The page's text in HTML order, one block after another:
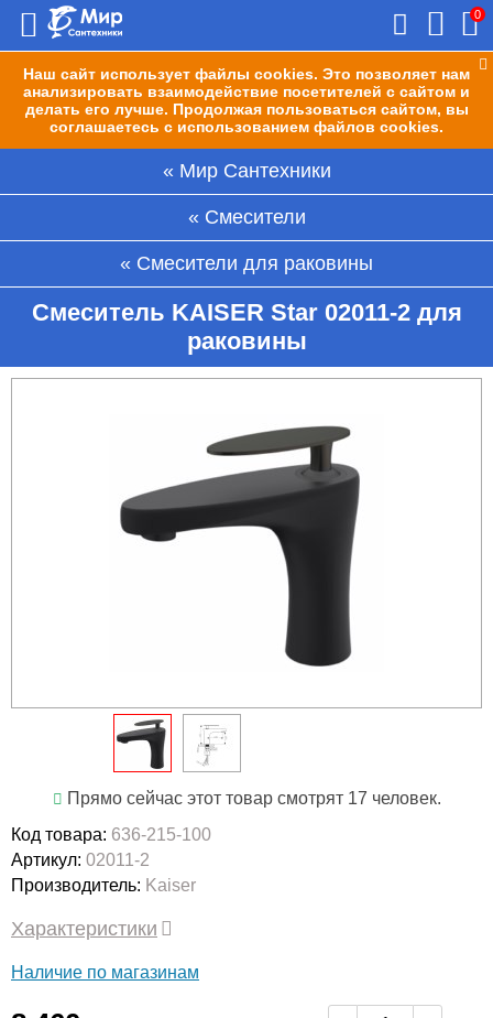
Наш сайт использует файлы cookies. Это позволяет нам
анализировать взаимодействие посетителей с сайтом и
делать его лучше. Продолжая пользоваться сайтом, вы
соглашаетесь с использованием файлов cookies.
0
Мир Сантехники
Смесители
Смесители для раковины
Смеситель KAISER Star 02011-2 для
раковины
Прямо сейчас этот товар смотрят 17 человек.
Код товара: 636-215-100
Артикул: 02011-2
Производитель: Kaiser
Характеристики
Наличие по магазинам